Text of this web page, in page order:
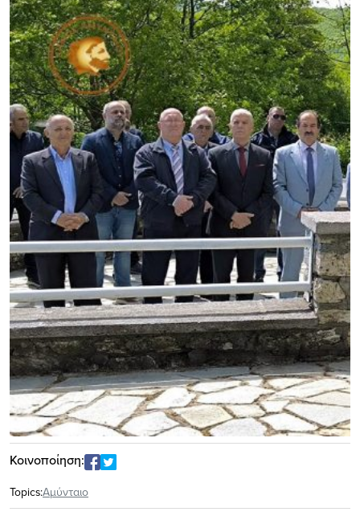
Κοινοποίηση:
Topics:Αμύνταιο